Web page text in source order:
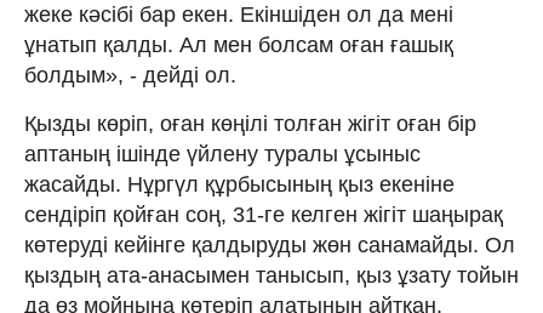
жеке кәсібі бар екен. Екіншіден ол да мені
ұнатып қалды. Ал мен болсам оған ғашық
болдым», - дейді ол.
Қызды көріп, оған көңілі толған жігіт оған бір
аптаның ішінде үйлену туралы ұсыныс
жасайды. Нұргүл құрбысының қыз екеніне
сендіріп қойған соң, 31-ге келген жігіт шаңырақ
көтеруді кейінге қалдыруды жөн санамайды. Ол
қыздың ата-анасымен танысып, қыз ұзату тойын
да өз мойнына көтеріп алатынын айтқан.